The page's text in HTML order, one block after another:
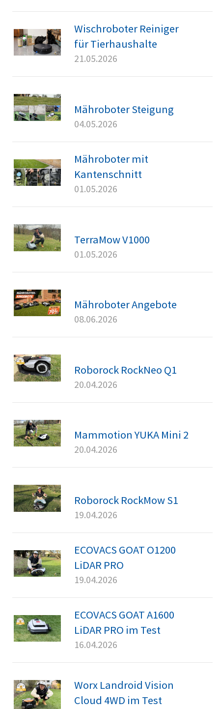
Wischroboter Reiniger
für Tierhaushalte
21.05.2026
Mähroboter Steigung
04.05.2026
Mähroboter mit
Kantenschnitt
01.05.2026
TerraMow V1000
01.05.2026
Mähroboter Angebote
08.06.2026
Roborock RockNeo Q1
20.04.2026
Mammotion YUKA Mini 2
20.04.2026
Roborock RockMow S1
19.04.2026
ECOVACS GOAT O1200
LiDAR PRO
19.04.2026
ECOVACS GOAT A1600
LiDAR PRO im Test
16.04.2026
Worx Landroid Vision
Cloud 4WD im Test